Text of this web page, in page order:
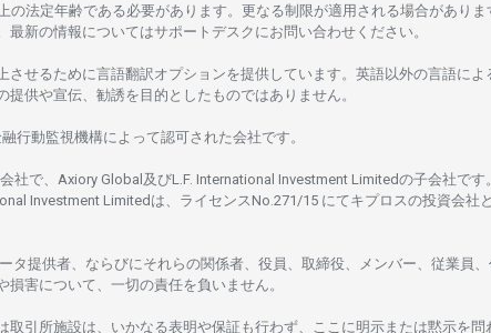
の法定年齢である必要があります。 更なる制限が適用さ れる場合がありま
最新の情報についてはサポートデスクに お問い合わせくださ い。
させるために言語翻訳オプションを提供しています。 英語以外の言語に よ
提供や宣伝、 勧誘を 目的としたものではありません。
行動監視機構に よって認可さ れた会社です。
社で、Axiory Global及びL.F. International Investment Limitedの子会社です。
Investment Limitedは、 ライセンスNo.271/15 にてキプロスの投資会社
タ提供者、ならびにそれらの関係者、役員、取締役、メンバー、従業員、
損害について、 一切の責任を負いません。
取引所施設は、いかなる表明や保証も行わず、 ここに 明示または黙示を問